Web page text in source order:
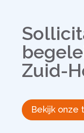
Zuid-
Bekijk onze